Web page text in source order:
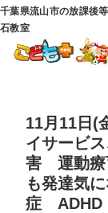
千葉県流山市の放課後
石教室
11月11日(
イサービ
害 運動療
も発達気
症 ADHD